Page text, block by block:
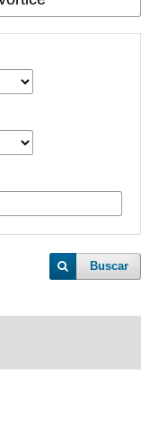
Buscar